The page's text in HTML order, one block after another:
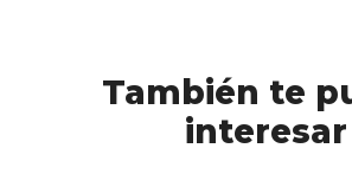
También te
interesar